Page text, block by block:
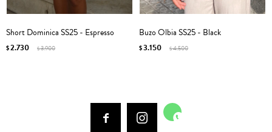
Short Dominica SS25 - Espresso
$2.730 $3.900
Buzo Olbia SS25 - Black
$3.150 $4.500
  